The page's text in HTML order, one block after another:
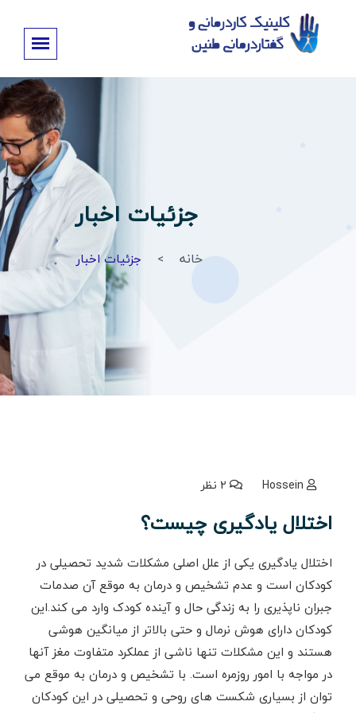
جزئیات اخبار
خانه جزئیات اخبار
Hossein
اختلال یادگیری چیست؟
اختلال یادگیری یکی از علل اصلی مشکلات شدید تحصیلی در
کودکان است و عدم تشخیص و درمان به موقع آن صدمات
جبران ناپذیری را به زندگی حال و آینده کودک وارد می کند.این
کودکان دارای هوش نرمال و حتی بالاتر از میانگین هوشی
هستند و این مشکلات تنها ناشی از عملکرد متفاوت مغز آنها
در مواجه با امور روزمره است. با تشخیص و درمان به موقع می
توان از بسیاری شکست های روحی و تحصیلی در این کودکان